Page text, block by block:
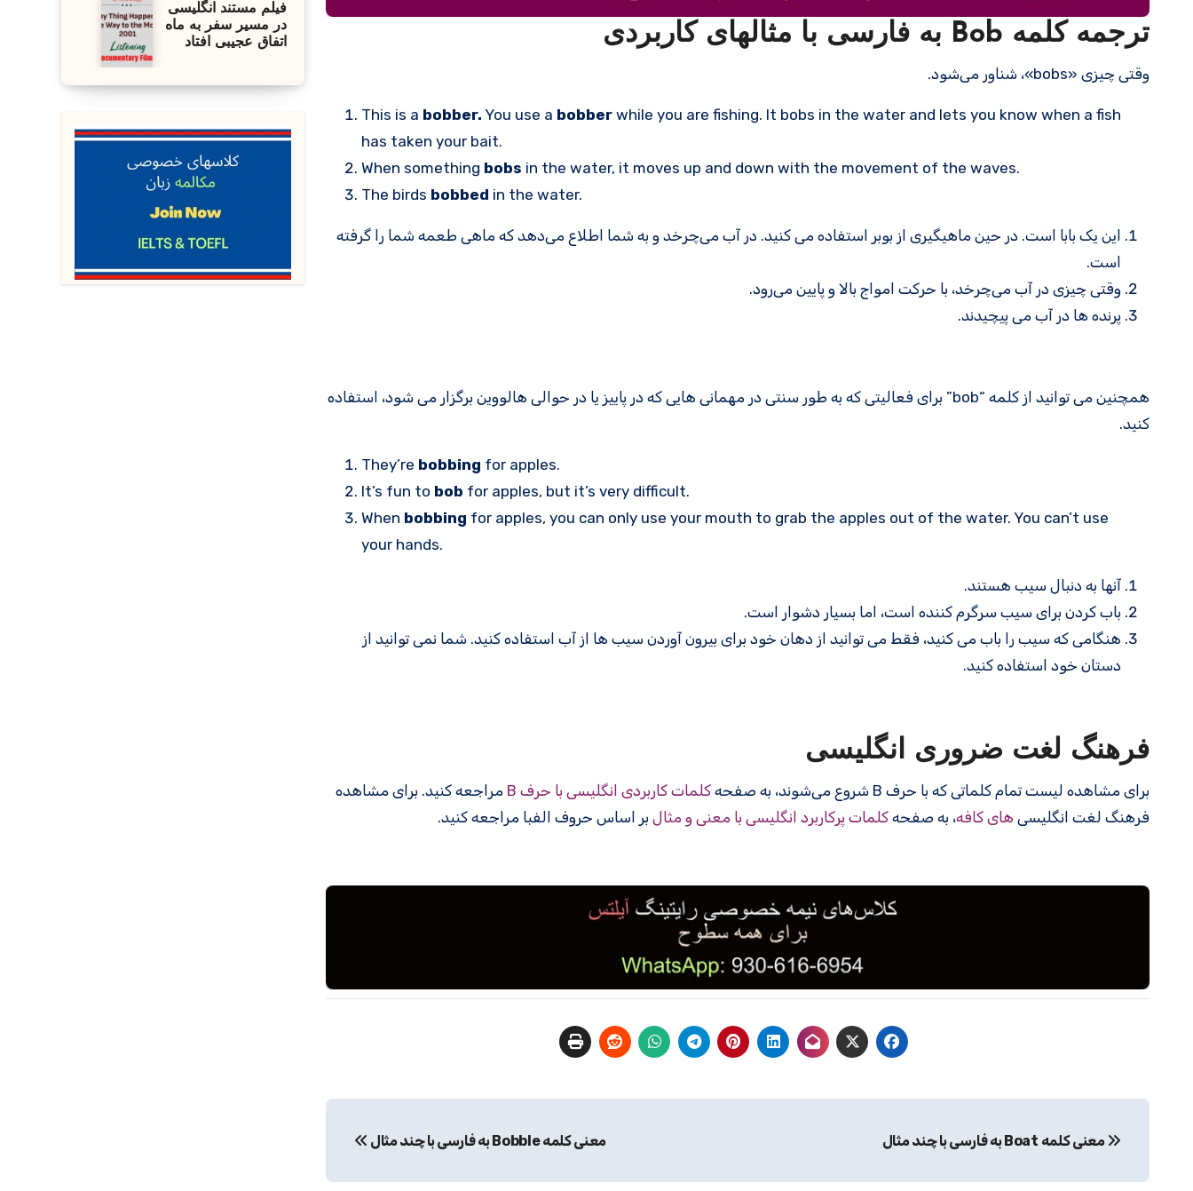
ترجمه کلمه Bob به فارسی با مثالهای کاربردی
وقتی چیزی «bobs»، شناور می‌شود.
This is a bobber. You use a bobberwhile you are fishing. It bobs in the water and lets you know when a fish
has taken your bait.
When something bobs in the water, it moves up and down with the movement of the waves.
The birds bobbed in the water.
این یک بابا است. در حین ماهیگیری از بوبر استفاده می کنید. در آب می‌چرخد و به شما اطلاع می‌دهد که ماهی طعمه شما را گرفته
است.
وقتی چیزی در آب می‌چرخد، با حرکت امواج بالا و پایین می‌رود.
پرنده ها در آب می پیچیدند.
همچنین می توانید از کلمه “bob” برای فعالیتی که به طور سنتی در مهمانی هایی که در پاییز یا در حوالی هالووین برگزار می شود، استفاده
کنید.
They’re bobbing for apples.
It’s fun to bob for apples, but it’s very difficult.
When bobbing for apples, you can only use your mouth to grab the apples out of the water. You can’t use
your hands.
آنها به دنبال سیب هستند.
باب کردن برای سیب سرگرم کننده است، اما بسیار دشوار است.
هنگامی که سیب را باب می کنید، فقط می توانید از دهان خود برای بیرون آوردن سیب ها از آب استفاده کنید. شما نمی توانید از
دستان خود استفاده کنید.
فرهنگ لغت ضروری انگلیسی
برای مشاهده لیست تمام کلماتی که با حرف B شروع می‌شوند، به صفحه کلمات کاربردی انگلیسی با حرف B
مراجعه کنید. برای مشاهده
فرهنگ لغت انگلیسی های کافه، به صفحه کلمات پرکاربرد انگلیسی با معنی و مثال بر اساس حروف الفبا مراجعه کنید.
نوشتهمعنی کلمه Boat به فارسی با چند مثال معنی کلمه Bobble به فارسی با چند مثال
فیلم مستند انگلیسی
در مسیر سفر به ماه
اتفاق عجیبی افتاد